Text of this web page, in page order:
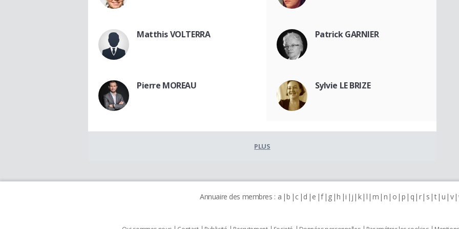
Matthis VOLTERRA Patrick GARNIER
Pierre MOREAU Sylvie LE BRIZE
PLUS
Annuaire des membres : a b c d e f g h i j k l m n o p q r s t u v